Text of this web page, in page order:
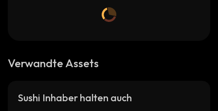
Verwandte Assets
Sushi Inhaber halten auch